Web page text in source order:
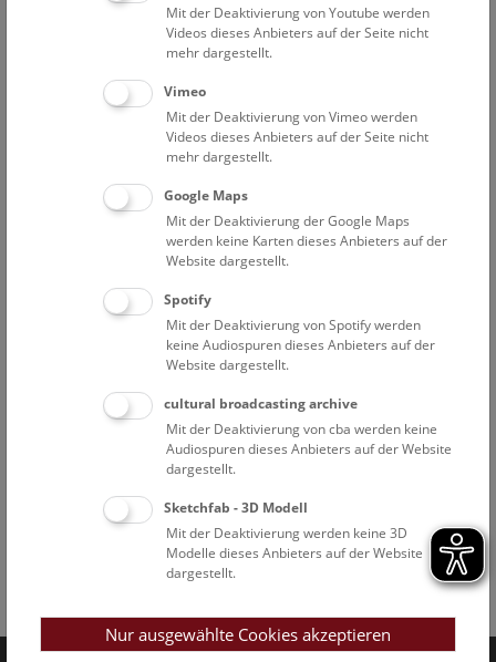
Eine Nacht im Museum
Mit der Deaktivierung von Youtube werden
Videos dieses Anbieters auf der Seite nicht
mehr dargestellt.
Vimeo
Mit der Deaktivierung von Vimeo werden
Videos dieses Anbieters auf der Seite nicht
mehr dargestellt.
Google Maps
Mit der Deaktivierung der Google Maps
werden keine Karten dieses Anbieters auf der
Website dargestellt.
Spotify
Mit der Deaktivierung von Spotify werden
keine Audiospuren dieses Anbieters auf der
Website dargestellt.
cultural broadcasting archive
Mit der Deaktivierung von cba werden keine
Audiospuren dieses Anbieters auf der Website
dargestellt.
Sketchfab - 3D Modell
Mit der Deaktivierung werden keine 3D
Modelle dieses Anbieters auf der Website
dargestellt.
Nur ausgewählte Cookies akzeptieren